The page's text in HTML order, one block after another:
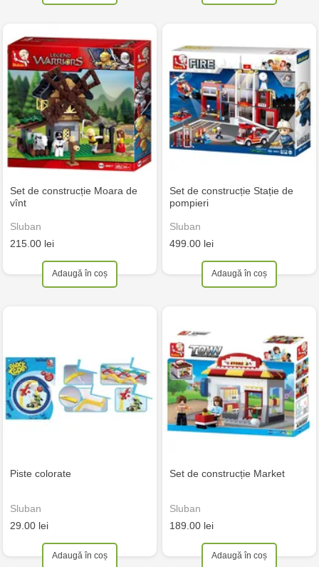
Set de construcție Moara de
vînt
Sluban
215.00 lei
Adaugă în coș
Set de construcție Stație de
pompieri
Sluban
499.00 lei
Adaugă în coș
Рiste colorate
Sluban
29.00 lei
Adaugă în coș
Set de construcție Market
Sluban
189.00 lei
Adaugă în coș